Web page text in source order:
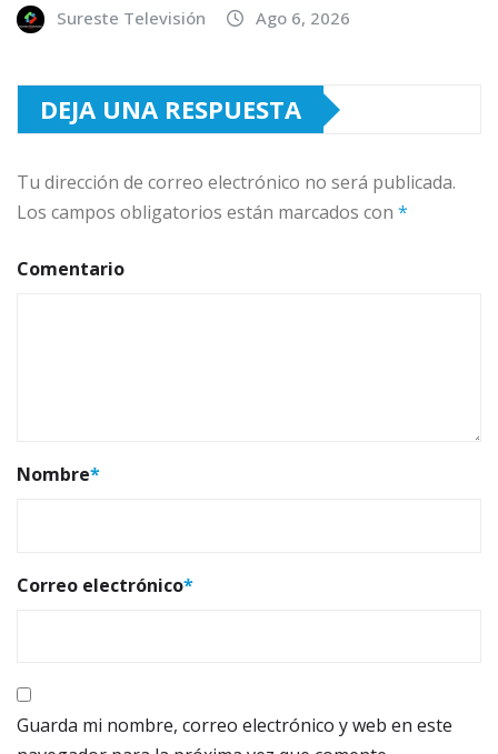
Sureste Televisión Ago 6, 2026
DEJA UNA RESPUESTA
Tu dirección de correo electrónico no será publicada.
Los campos obligatorios están marcados con *
Comentario
Nombre*
Correo electrónico*
Guarda mi nombre, correo electrónico y web en este